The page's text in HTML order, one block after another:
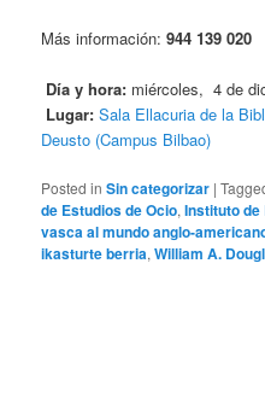
Más información:944 139 020
Día y hora: miércoles, 4 de
Lugar: Sala Ellacuria de la
Deusto (Campus Bilbao)
Posted in Sin categorizar |
de Estudios de Ocio,Instituto de
vasca al mundo anglo-
ikasturte berria,William A.